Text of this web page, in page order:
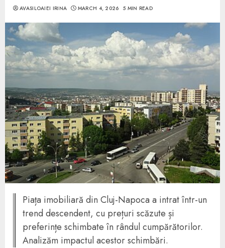
AVASILOAIEI IRINA MARCH 4, 2026 5 MIN READ
Piața imobiliară din Cluj-Napoca a intrat într-un
trend descendent, cu prețuri scăzute și
preferințe schimbate în rândul cumpărătorilor.
Analizăm impactul acestor schimbări.